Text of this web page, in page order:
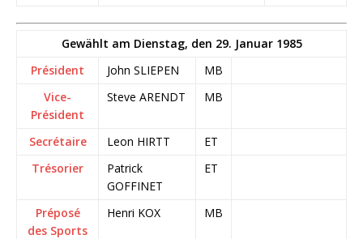
Gewählt am Dienstag, den 29. Januar 1985
Président
John SLIEPEN
MB
Vice-
Président
Steve ARENDT MB
Secrétaire Leon HIRTT
ET
Trésorier
Patrick
GOFFINET
ET
Préposé
des Sports
Henri KOX MB